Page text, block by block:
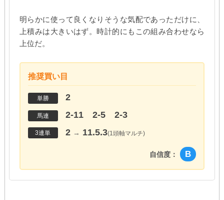
明らかに使って良くなりそうな気配であっただけに、
上積みは大きいはず。時計的にもこの組み合わせなら
上位だ。
推奨買い目
単勝 2
馬連 2-11 2-5 2-3
3連単 2 → 11.5.3(1頭軸マルチ)
自信度： B